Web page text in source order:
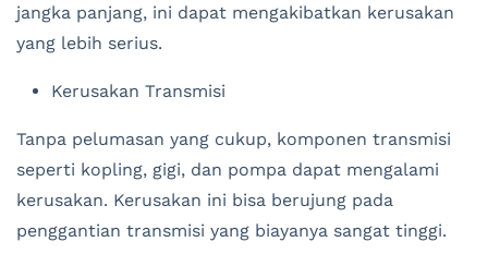
jangka panjang, ini dapat mengakibatkan kerusakan
yang lebih serius.
Kerusakan Transmisi
Tanpa pelumasan yang cukup, komponen transmisi
seperti kopling, gigi, dan pompa dapat mengalami
kerusakan. Kerusakan ini bisa berujung pada
penggantian transmisi yang biayanya sangat tinggi.